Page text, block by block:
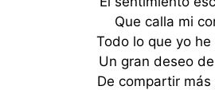
Que calla mi
Todo lo que yo
Un gran deseo
De compartir más